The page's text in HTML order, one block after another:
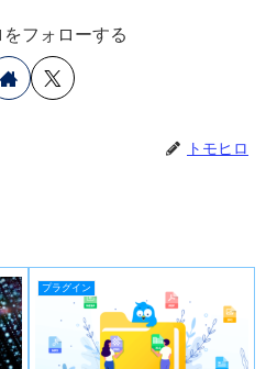
をフォローする
トモヒロ
プラグイン